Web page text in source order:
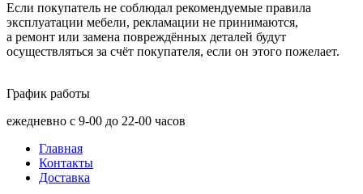
Если покупатель не соблюдал рекомендуемые правила
эксплуатации мебели, рекламации не принимаются,
а ремонт или замена повреждённых деталей будут
осуществляться за счёт покупателя, если он этого пожелает.
График работы
ежедневно с 9-00 до 22-00 часов
Главная
Контакты
Доставка